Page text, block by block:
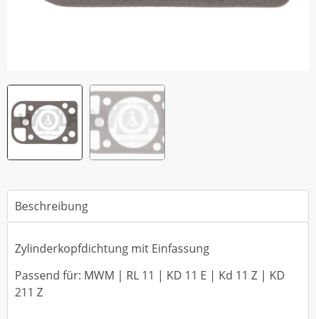
Beschreibung
Zylinderkopfdichtung mit Einfassung
Passend für: MWM | RL 11 | KD 11 E | Kd 11 Z | KD
211 Z